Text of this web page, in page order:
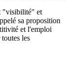
"visibilité" et
sa proposition
et l'emploi
les